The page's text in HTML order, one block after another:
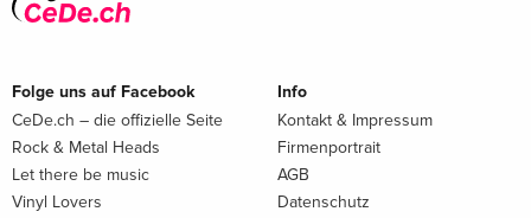
Folge uns auf Facebook
CeDe.ch – die offizielle Seite
Rock & Metal Heads
Let there be music
Vinyl Lovers
Info
Kontakt & Impressum
Firmenportrait
AGB
Datenschutz